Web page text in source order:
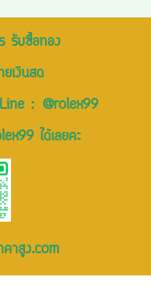
รับซื้อทอง
เงินสด
: @rolex99
ได้เลยคะ
าสูง.com